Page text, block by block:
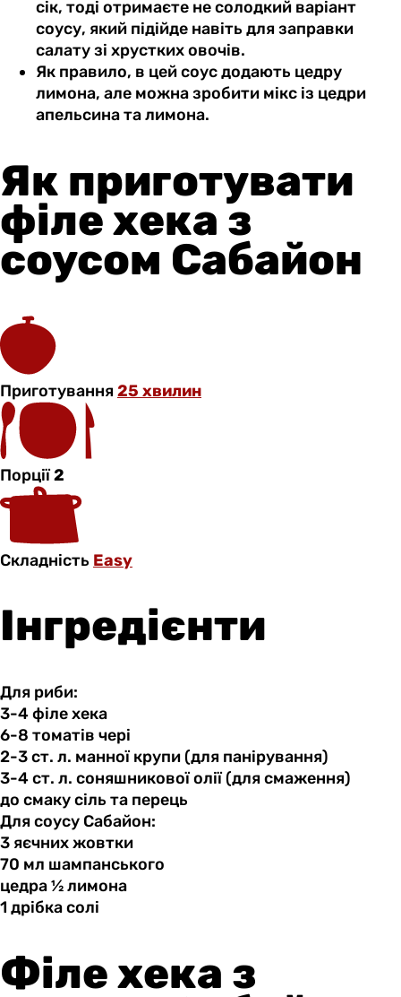
сік, тоді отримаєте не солодкий варіант
соусу, який підійде навіть для заправки
салату зі хрустких овочів.
Як правило, в цей соус додають цедру
лимона, але можна зробити мікс із цедри
апельсина та лимона.
Як приготувати
філе хека з
соусом Сабайон
Приготування25 хвилин
Порції2
Складність Easy
Інгредієнти
Для риби:
3-4 філехека
6-8 томатів чері
2-3 ст. л. манної крупи (для панірування)
3-4 ст. л. соняшникової олії (для смаження)
до смакусіль та перець
Для соусу Сабайон:
3 яєчнихжовтки
70 мл шампанського
цедра ½лимона
1 дрібкасолі
Філе хека з